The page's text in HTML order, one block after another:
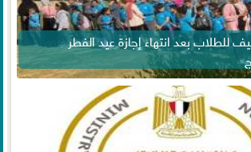
للطلاب بعد انتهاء إجازة عيد الفطر